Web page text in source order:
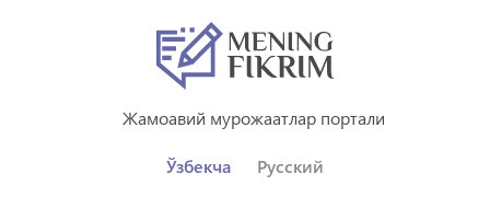
Жамоавий мурожаатлар портали
Ўзбекча Русский